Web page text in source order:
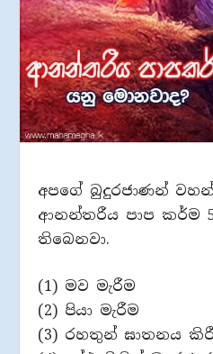
අපගේ බුදුරජාණන්
ආනන්තරීය පාප කර්ම
තිබෙනවා.
(1) මව මැරීම
(2) පියා මැරීම
(3) රහතුන් ඝාතනය